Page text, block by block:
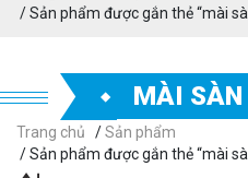
/ Sản phẩm được gắn thẻ “mài
MÀI SÀN
Trang chủ /Sản phẩm
/ Sản phẩm được gắn thẻ “mài